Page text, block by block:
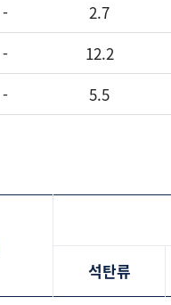
- 2.7
- 12.2
- 5.5
석탄류